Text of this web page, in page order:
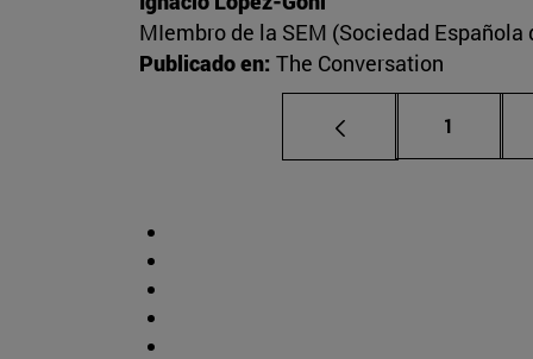
MIembro de la SEM (Sociedad
Publicado en: The Conversation
Página
1